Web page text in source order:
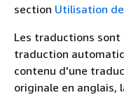
section Utilisation
Les traductions
traduction
contenu d'une
originale en anglais,